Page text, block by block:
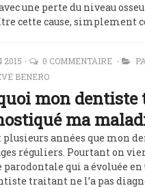
une perte du niveau
cette cause, simplement
2015 0 COMMENTAIRE
BENERO
mon dentiste
ma
plusieurs années que mon
réguliers. Pourtant on
qui a évoluée en
traitant ne l’a pas
: que manger
en bonne santé